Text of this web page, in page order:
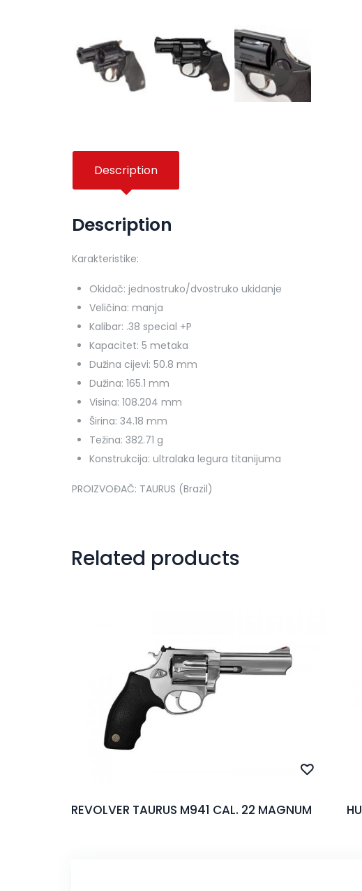
Description
Description
Karakteristike:
Okidač: jednostruko/dvostruko ukidanje
Veličina: manja
Kalibar: .38 special +P
Kapacitet: 5 metaka
Dužina cijevi: 50.8 mm
Dužina: 165.1 mm
Visina: 108.204 mm
Širina: 34.18 mm
Težina: 382.71 g
Konstrukcija: ultralaka legura titanijuma
PROIZVOĐAČ: TAURUS (Brazil)
Related products
REVOLVER TAURUS M941 CAL. 22 MAGNUM